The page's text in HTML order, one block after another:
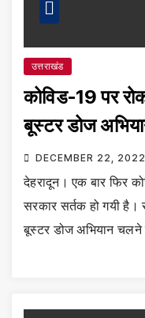
उत्तराखंड
कोविड-19 पर
बूस्टर डोज
DECEMBER 22, 2022
देहरादून। एक बार फिर
सरकार सर्तक हो गयी
बूस्टर डोज अभियान चलने